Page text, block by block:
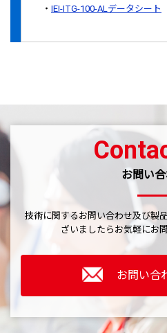
IEI-ITG-100-ALデータシート
お問い
技術に関するお問い合わせ及び製
ざいましたら お気軽にお
お問い合